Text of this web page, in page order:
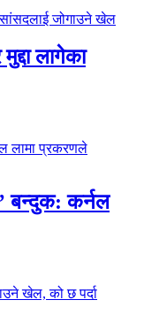
लागेका
बन्दुक: कर्नल